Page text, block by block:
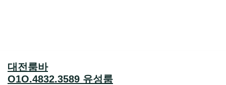
대전룸바
O1O.4832.3589 유성룸